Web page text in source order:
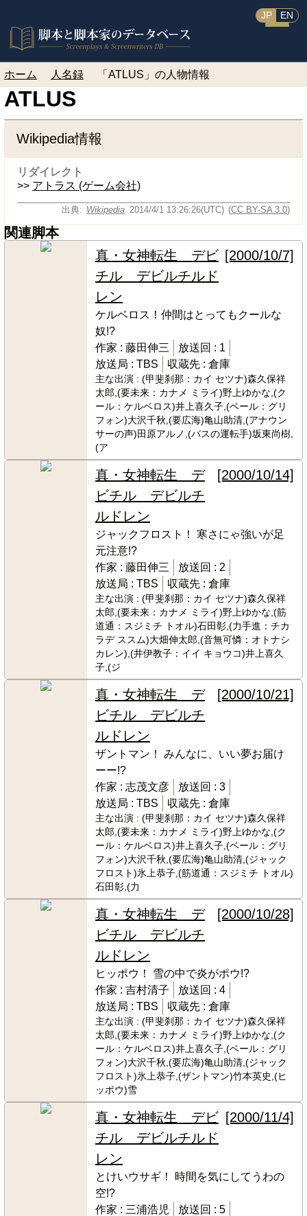
JP EN
ホーム 人名録 「ATLUS」の人物情報
ATLUS
Wikipedia情報
リダイレクト
>> アトラス (ゲーム会社)
出典 Wikipedia 2014/4/1 13:26:26(UTC) (CC BY-SA 3.0)
関連脚本
真・女神転生 デビ
チル デビルチルド
レン
[2000/10/7]
ケルベロス！仲間はとってもクールな
奴!?
作家 : 藤田伸三 放送回 : 1
放送局 : TBS 収蔵先 : 倉庫
主な出演 : (甲斐刹那：カイ セツナ)森久保祥
太郎,(要未来：カナメ ミライ)野上ゆかな,(ク
ール：ケルベロス)井上喜久子,(ベール：グリ
フォン)大沢千秋,(要広海)亀山助清,(アナウン
サーの声)田原アルノ,(バスの運転手)坂東尚樹,
(ア
真・女神転生 デ
ビチル デビルチ
ルドレン
[2000/10/14]
ジャックフロスト！ 寒さにゃ強いが足
元注意!?
作家 : 藤田伸三 放送回 : 2
放送局 : TBS 収蔵先 : 倉庫
主な出演 : (甲斐刹那：カイ セツナ)森久保祥
太郎,(要未来：カナメ ミライ)野上ゆかな,(筋
道通：スジミチ トオル)石田彰,(力手進：チカ
ラデ ススム)大畑伸太郎,(音無可憐：オトナシ
カレン),(井伊教子：イイ キョウコ)井上喜久
子,(ジ
真・女神転生 デ
ビチル デビルチ
ルドレン
[2000/10/21]
ザントマン！ みんなに、いい夢お届け
ーー!?
作家 : 志茂文彦 放送回 : 3
放送局 : TBS 収蔵先 : 倉庫
主な出演 : (甲斐刹那：カイ セツナ)森久保祥
太郎,(要未来：カナメ ミライ)野上ゆかな,(ク
ール：ケルベロス)井上喜久子,(ベール：グリ
フォン)大沢千秋,(要広海)亀山助清,(ジャック
フロスト)氷上恭子,(筋道通：スジミチ トオル)
石田彰,(力
真・女神転生 デ
ビチル デビルチ
ルドレン
[2000/10/28]
ヒッポウ！ 雪の中で炎がポウ!?
作家 : 吉村清子 放送回 : 4
放送局 : TBS 収蔵先 : 倉庫
主な出演 : (甲斐刹那：カイ セツナ)森久保祥
太郎,(要未来：カナメ ミライ)野上ゆかな,(ク
ール：ケルベロス)井上喜久子,(ベール：グリ
フォン)大沢千秋,(要広海)亀山助清,(ジャック
フロスト)氷上恭子,(ザントマン)竹本英史,(ヒ
ッポウ)雪
真・女神転生 デビ
チル デビルチルド
レン
[2000/11/4]
とけいウサギ！ 時間を気にしてうわの
空!?
作家 : 三浦浩児 放送回 : 5